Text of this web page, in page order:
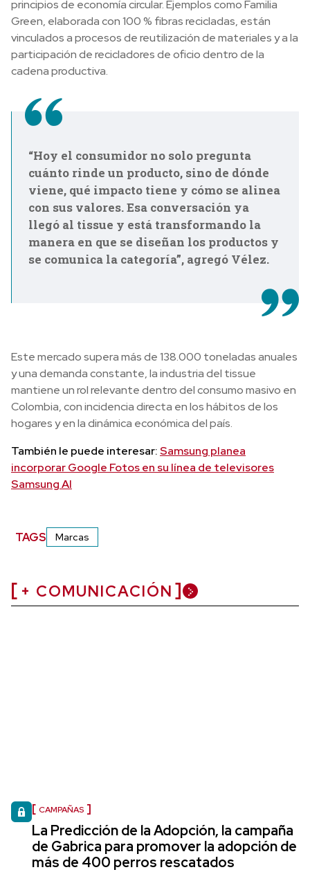
principios de economía circular. Ejemplos como Familia
Green, elaborada con 100 % fibras recicladas, están
vinculados a procesos de reutilización de materiales y a la
participación de recicladores de oficio dentro de la
cadena productiva.
“Hoy el consumidor no solo pregunta
cuánto rinde un producto, sino de dónde
viene, qué impacto tiene y cómo se alinea
con sus valores. Esa conversación ya
llegó al tissue y está transformando la
manera en que se diseñan los productos y
se comunica la categoría”, agregó Vélez.
Este mercado supera más de 138.000 toneladas anuales
y una demanda constante, la industria del tissue
mantiene un rol relevante dentro del consumo masivo en
Colombia, con incidencia directa en los hábitos de los
hogares y en la dinámica económica del país.
También le puede interesar:Samsung planea
incorporar Google Fotos en su línea de televisores
Samsung AI
TAGS Marcas
+ COMUNICACIÓN
CAMPAÑAS
La Predicción de la Adopción, la campaña
de Gabrica para promover la adopción de
más de 400 perros rescatados